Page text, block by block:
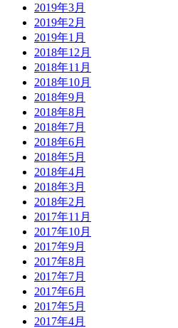
2019年3月
2019年2月
2019年1月
2018年12月
2018年11月
2018年10月
2018年9月
2018年8月
2018年7月
2018年6月
2018年5月
2018年4月
2018年3月
2018年2月
2017年11月
2017年10月
2017年9月
2017年8月
2017年7月
2017年6月
2017年5月
2017年4月